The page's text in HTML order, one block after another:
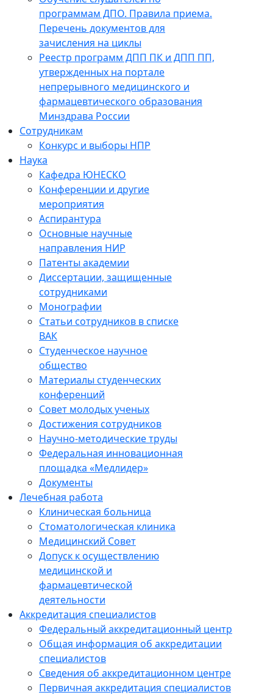
программам ДПО. Правила приема.
Перечень документов для
зачисления на циклы
Реестр программ ДПП ПК и ДПП ПП,
утвержденных на портале
непрерывного медицинского и
фармацевтического образования
Минздрава России
Сотрудникам
Конкурс и выборы НПР
Наука
Кафедра ЮНЕСКО
Конференции и другие
мероприятия
Аспирантура
Основные научные
направления НИР
Патенты академии
Диссертации, защищенные
сотрудниками
Монографии
Статьи сотрудников в списке
ВАК
Студенческое научное
общество
Материалы студенческих
конференций
Совет молодых ученых
Достижения сотрудников
Научно-методические труды
Федеральная инновационная
площадка «Медлидер»
Документы
Лечебная работа
Клиническая больница
Стоматологическая клиника
Медицинский Совет
Допуск к осуществлению
медицинской и
фармацевтической
деятельности
Аккредитация специалистов
Федеральный аккредитационный центр
Общая информация об аккредитации
специалистов
Сведения об аккредитационном центре
Первичная аккредитация специалистов